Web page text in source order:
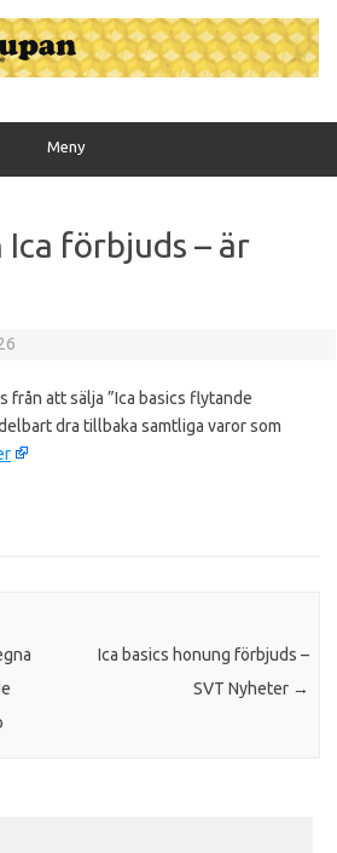
Meny
förbjuds – är
från att sälja ”Ica basics flytande
dra tillbaka samtliga varor som
Ica basics honung förbjuds –
SVT Nyheter →